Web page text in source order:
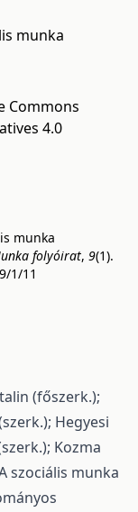
munka
Commons
4.0
munka
folyóirat, 9(1).
1/11
(főszerk.);
Hegyesi
Kozma
szociális munka